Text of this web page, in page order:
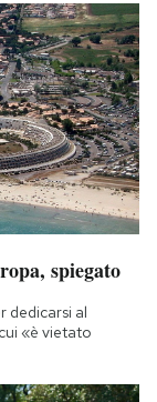
spiegato
dedicarsi al
«è vietato